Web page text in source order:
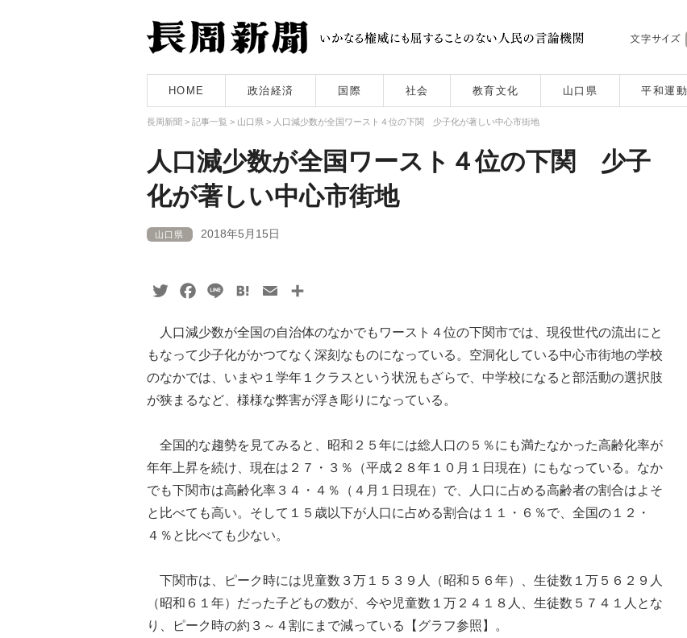
HOME 政治経済 国際 社会 教育文化 山口県 平和運動
長周新聞 > 記事一覧 > 山口県 > 人口減少数が全国ワースト４位の下関 少子化が著しい中心市街地
人口減少数が全国ワースト４位の下関 少子
化が著しい中心市街地
山口県 2018年5月15日
TwitterFacebook
Line HatenaEmail
人口減少数が全国の自治体のなかでもワースト４位の下関市では、現役世代の流出にと
もなって少子化がかつてなく深刻なものになっている。空洞化している中心市街地の学校
のなかでは、いまや１学年１クラスという状況もざらで、中学校になると部活動の選択肢
が狭まるなど、様様な弊害が浮き彫りになっている。
全国的な趨勢を見てみると、昭和２５年には総人口の５％にも満たなかった高齢化率が
年年上昇を続け、現在は２７・３％（平成２８年１０月１日現在）にもなっている。なか
でも下関市は高齢化率３４・４％（４月１日現在）で、人口に占める高齢者の割合はよそ
と比べても高い。そして１５歳以下が人口に占める割合は１１・６％で、全国の１２・
４％と比べても少ない。
下関市は、ピーク時には児童数３万１５３９人（昭和５６年）、生徒数１万５６２９人
（昭和６１年）だった子どもの数が、今や児童数１万２４１８人、生徒数５７４１人とな
り、ピーク時の約３～４割にまで減っている【グラフ参照】。